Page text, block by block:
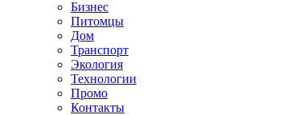
Бизнес
Питомцы
Дом
Транспорт
Экология
Технологии
Промо
Контакты